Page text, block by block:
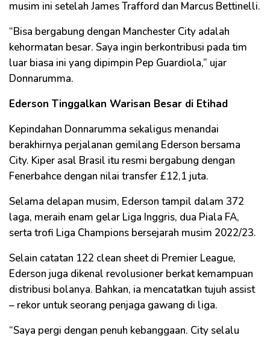
musim ini setelah James Trafford dan Marcus Bettinelli.
“Bisa bergabung dengan Manchester City adalah
kehormatan besar. Saya ingin berkontribusi pada tim
luar biasa ini yang dipimpin Pep Guardiola,” ujar
Donnarumma.
Ederson Tinggalkan Warisan Besar di Etihad
Kepindahan Donnarumma sekaligus menandai
berakhirnya perjalanan gemilang Ederson bersama
City. Kiper asal Brasil itu resmi bergabung dengan
Fenerbahce dengan nilai transfer £12,1 juta.
Selama delapan musim, Ederson tampil dalam 372
laga, meraih enam gelar Liga Inggris, dua Piala FA,
serta trofi Liga Champions bersejarah musim 2022/23.
Selain catatan 122 clean sheet di Premier League,
Ederson juga dikenal revolusioner berkat kemampuan
distribusi bolanya. Bahkan, ia mencatatkan tujuh assist
– rekor untuk seorang penjaga gawang di liga.
“Saya pergi dengan penuh kebanggaan. City selalu